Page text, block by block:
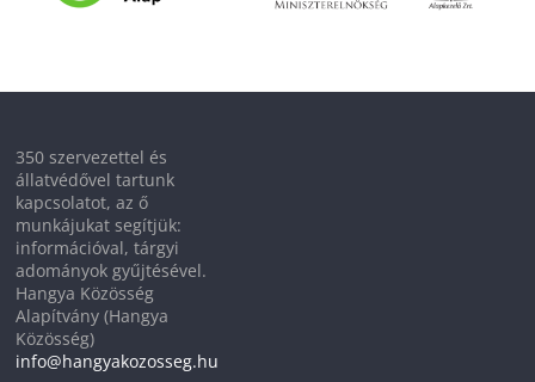
350 szervezettel és
állatvédővel tartunk
kapcsolatot, az ő
munkájukat segítjük:
információval, tárgyi
adományok gyűjtésével.
Hangya Közösség
Alapítvány (Hangya
Közösség)
info@hangyakozosseg.hu